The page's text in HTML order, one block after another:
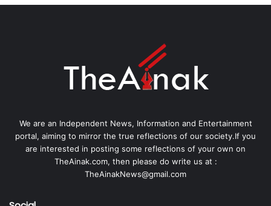
We are an Independent News, Information and Entertainment
portal, aiming to mirror the true reflections of our society.If you
are interested in posting some reflections of your own on
TheAinak.com, then please do write us at :
TheAinakNews@gmail.com